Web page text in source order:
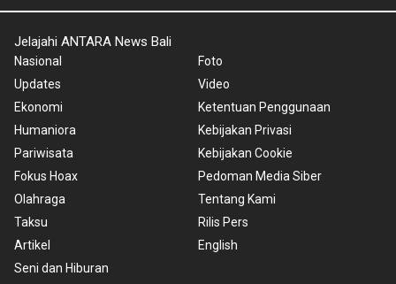
Jelajahi ANTARA News Bali
Nasional
Updates
Ekonomi
Humaniora
Pariwisata
Fokus Hoax
Olahraga
Taksu
Artikel
Seni dan Hiburan
Foto
Video
Ketentuan Penggunaan
Kebijakan Privasi
Kebijakan Cookie
Pedoman Media Siber
Tentang Kami
Rilis Pers
English